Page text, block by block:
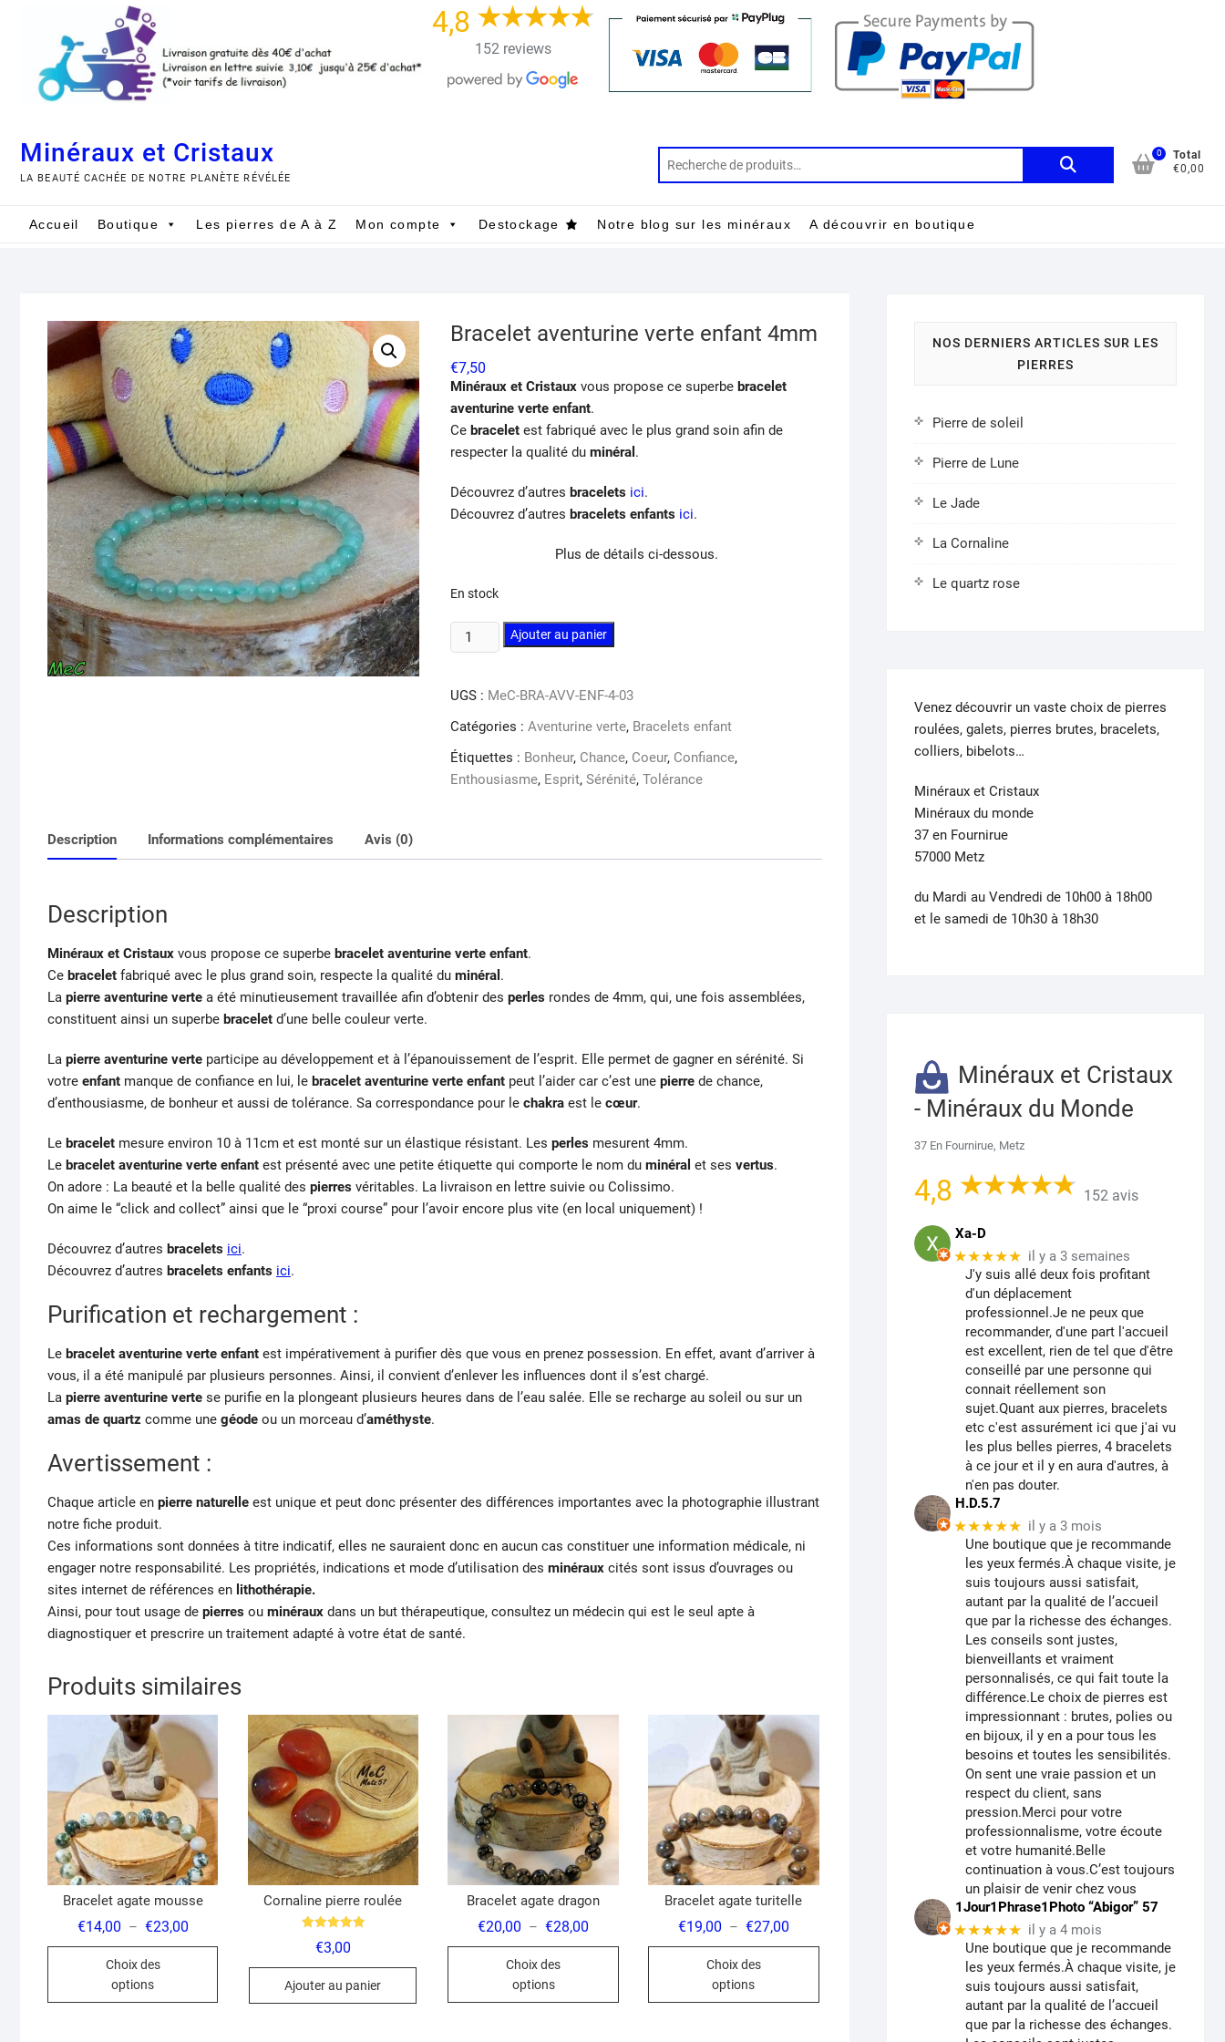
4,8
152 reviews
Minéraux et Cristaux
LA BEAUTÉ CACHÉE DE NOTRE PLANÈTE RÉVÉLÉE
Recherche
0
Total
€0,00
Accueil Boutique Les pierres de A à Z Mon compte Destockage Notre blog sur les minéraux A découvrir en boutique
Bracelet aventurine verte enfant 4mm
€7,50
Minéraux et Cristaux vous propose ce superbe bracelet
aventurine verte enfant.
Ce bracelet est fabriqué avec le plus grand soin afin de
respecter la qualité du minéral .
Découvrez d’autres bracelets ici.
Découvrez d’autres bracelets enfants ici.
Plus de détails ci-dessous.
En stock
quantité
de
aventurine
verte
4mm
Ajouter au panier
UGS : MeC-BRA-AVV-ENF-4-03
Catégories : Aventurine verte, Bracelets enfant
Étiquettes : Bonheur, Chance, Coeur, Confiance,
Enthousiasme, Esprit, Sérénité, Tolérance
Description Informations complémentaires Avis (0)
Description
Minéraux et Cristaux vous propose ce superbe bracelet aventurine verte enfant.
Ce bracelet fabriqué avec le plus grand soin, respecte la qualité du minéral .
La pierre aventurine verte a été minutieusement travaillée afin d’obtenir des perles rondes de 4mm, qui, une fois assemblées,
constituent ainsi un superbe bracelet d’une belle couleur verte.
La pierre aventurine verte participe au développement et à l’épanouissement de l’esprit. Elle permet de gagner en sérénité. Si
votre enfant manque de confiance en lui, le bracelet aventurine verte enfant peut l’aider car c’est une pierre de chance,
d’enthousiasme, de bonheur et aussi de tolérance. Sa correspondance pour le chakra est le cœur.
Le bracelet mesure environ 10 à 11cm et est monté sur un élastique résistant. Les perles mesurent 4mm.
Le bracelet aventurine verte enfant est présenté avec une petite étiquette qui comporte le nom du minéral et ses vertus.
On adore : La beauté et la belle qualité des pierres véritables. La livraison en lettre suivie ou Colissimo.
On aime le “click and collect” ainsi que le “proxi course” pour l’avoir encore plus vite (en local uniquement) !
Découvrez d’autres bracelets ici.
Découvrez d’autres bracelets enfants ici.
Purification et rechargement :
Le bracelet aventurine verte enfant est impérativement à purifier dès que vous en prenez possession. En effet, avant d’arriver à
vous, il a été manipulé par plusieurs personnes. Ainsi, il convient d’enlever les influences dont il s’est chargé.
La pierre aventurine verte se purifie en la plongeant plusieurs heures dans de l’eau salée. Elle se recharge au soleil ou sur un
amas de quartz comme une géode ou un morceau d’améthyste.
Avertissement :
Chaque article en pierre naturelle est unique et peut donc présenter des différences importantes avec la photographie illustrant
notre fiche produit.
Ces informations sont données à titre indicatif, elles ne sauraient donc en aucun cas constituer une information médicale, ni
engager notre responsabilité. Les propriétés, indications et mode d’utilisation des minéraux cités sont issus d’ouvrages ou
sites internet de références en lithothérapie.
Ainsi, pour tout usage de pierres ou minéraux dans un but thérapeutique, consultez un médecin qui est le seul apte à
diagnostiquer et prescrire un traitement adapté à votre état de santé.
Produits similaires
Bracelet agate mousse
€14,00 – €23,00Plage
Choix des
options
Ce
produit
Cornaline pierre roulée
Note
5.00
€3,00
Ajouter au panier
Bracelet agate dragon
€20,00 – €28,00
Choix des
options
Ce
Bracelet agate turitelle
€19,00 – €27,00Plage
Choix des
options
Ce
NOS DERNIERS ARTICLES SUR LES
PIERRES
Pierre de soleil
Pierre de Lune
Le Jade
La Cornaline
Le quartz rose
Venez découvrir un vaste choix de pierres
roulées, galets, pierres brutes, bracelets,
colliers, bibelots…
Minéraux et Cristaux
Minéraux du monde
37 en Fournirue
57000 Metz
du Mardi au Vendredi de 10h00 à 18h00
et le samedi de 10h30 à 18h30
Minéraux et Cristaux
- Minéraux du Monde
37 En Fournirue, Metz
4,8 152 avis
Xa-D
★★★★★ il y a 3 semaines
J'y suis allé deux fois profitant
d'un déplacement
professionnel.Je ne peux que
recommander, d'une part l'accueil
est excellent, rien de tel que d'être
conseillé par une personne qui
connait réellement son
sujet.Quant aux pierres, bracelets
etc c'est assurément ici que j'ai vu
les plus belles pierres, 4 bracelets
à ce jour et il y en aura d'autres, à
n'en pas douter.
H.D.5.7
★★★★★ il y a 3 mois
Une boutique que je recommande
les yeux fermés.À chaque visite, je
suis toujours aussi satisfait,
autant par la qualité de l’accueil
que par la richesse des échanges.
Les conseils sont justes,
bienveillants et vraiment
personnalisés, ce qui fait toute la
différence.Le choix de pierres est
impressionnant : brutes, polies ou
en bijoux, il y en a pour tous les
besoins et toutes les sensibilités.
On sent une vraie passion et un
respect du client, sans
pression.Merci pour votre
professionnalisme, votre écoute
et votre humanité.Belle
continuation à vous.C’est toujours
un plaisir de venir chez vous
1Jour1Phrase1Photo “Abigor” 57
★★★★★ il y a 4 mois
Une boutique que je recommande
les yeux fermés.À chaque visite, je
suis toujours aussi satisfait,
autant par la qualité de l’accueil
que par la richesse des échanges.